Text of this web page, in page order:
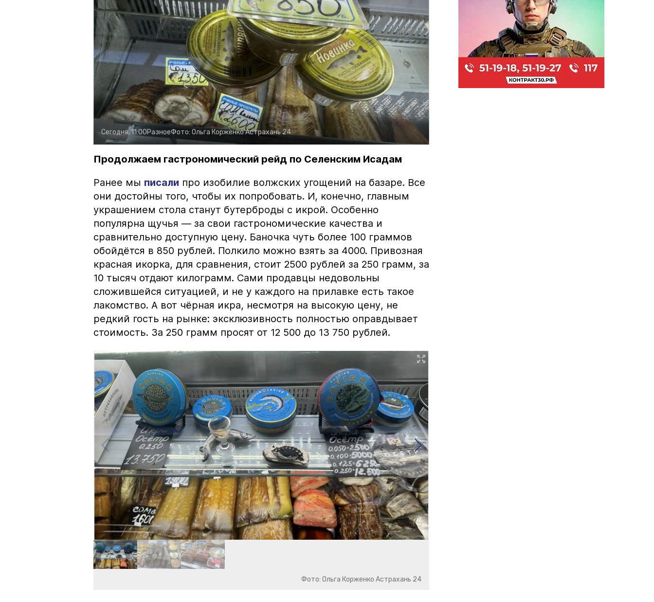
Сегодня, 11:00РазноеФото: Ольга КорженкоАстрахань 24
Продолжаем гастрономический рейд по Селенским Исадам
Ранее мы писали про изобилие волжских угощений на базаре. Все
они достойны того, чтобы их попробовать. И, конечно, главным
украшением стола станут бутерброды с икрой. Особенно
популярна щучья — за свои гастрономические качества и
сравнительно доступную цену. Баночка чуть более 100 граммов
обойдётся в 850 рублей. Полкило можно взять за 4000. Привозная
красная икорка, для сравнения, стоит 2500 рублей за 250 грамм, за
10 тысяч отдают килограмм. Сами продавцы недовольны
сложившейся ситуацией, и не у каждого на прилавке есть такое
лакомство. А вот чёрная икра, несмотря на высокую цену, не
редкий гость на рынке: эксклюзивность полностью оправдывает
стоимость. За 250 грамм просят от 12 500 до 13 750 рублей.
Фото: Ольга Корженко Астрахань 24